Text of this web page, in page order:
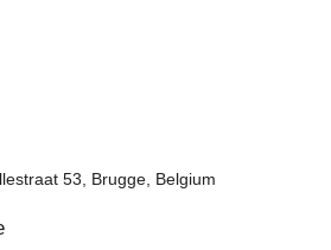
53, Brugge, Belgium